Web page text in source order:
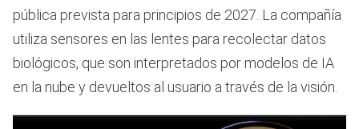
pública prevista para principios de 2027. La compañía
utiliza sensores en las lentes para recolectar datos
biológicos, que son interpretados por modelos de IA
en la nube y devueltos al usuario a través de la visión.